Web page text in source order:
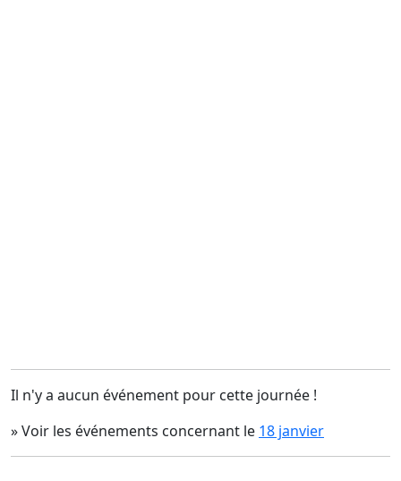
Il n'y a aucun événement pour cette journée !
» Voir les événements concernant le 18 janvier